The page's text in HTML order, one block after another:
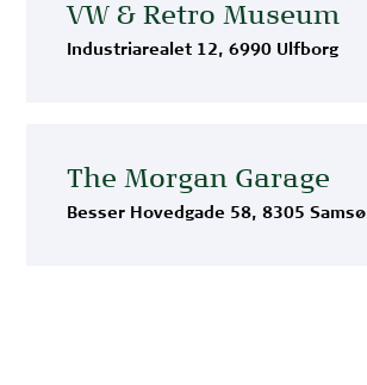
VW & Retro Museum
Industriarealet 12, 6990 Ulfborg
The Morgan Garage
Besser Hovedgade 58, 8305 Samsø